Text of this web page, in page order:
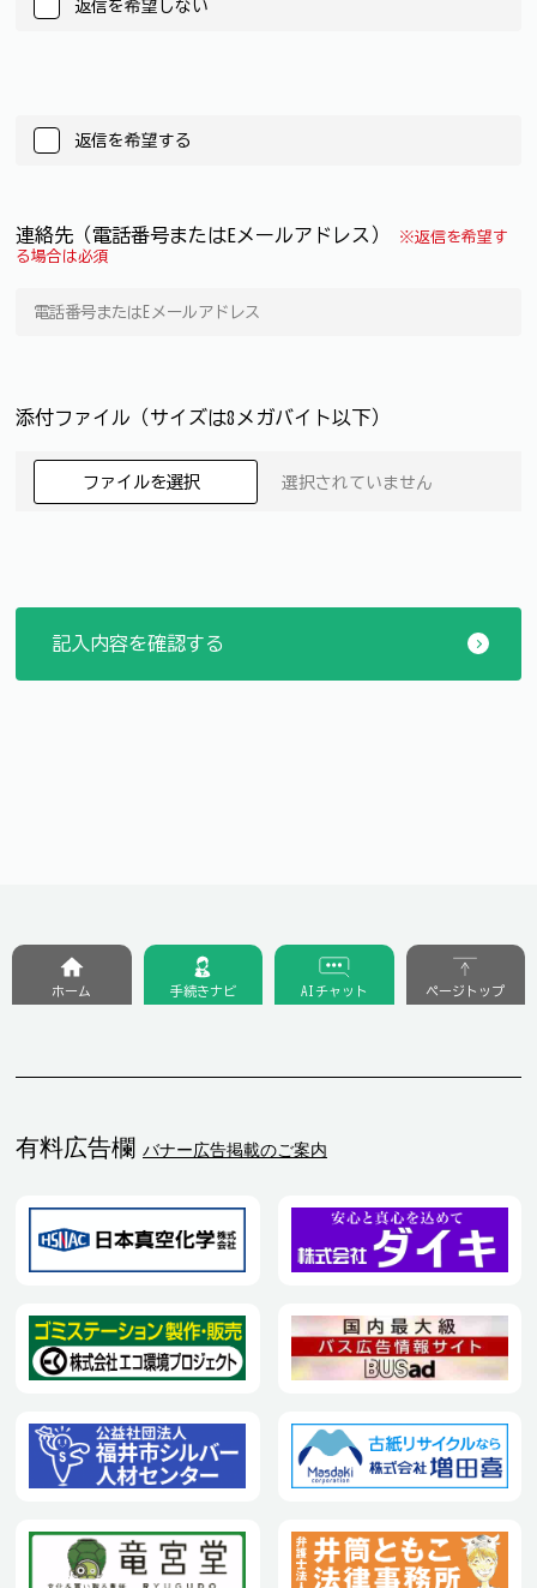
返信を希望しない
返信を希望する
連絡先（電話番号またはEメールアドレス）
※返信を希望す
る場合は必須
添付ファイル（サイズは8メガバイト以下）
ファイルを選択 選択されていません
有料広告欄 バナー広告掲載のご案内
ホーム 手続きナビ AIチャット ページトップ